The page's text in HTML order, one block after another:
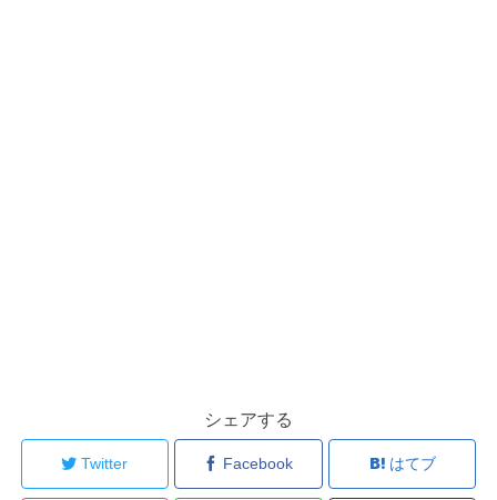
シェアする
Twitter Facebook はてブ